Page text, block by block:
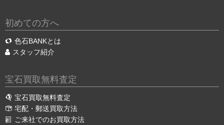
初めての方へ
色石BANKとは
スタッフ紹介
宝石買取無料査定
宝石買取無料査定
宅配・郵送買取方法
ご来社でのお買取方法